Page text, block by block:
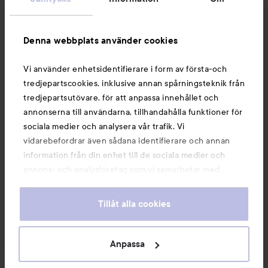
Denna webbplats använder cookies
Vi använder enhetsidentifierare i form av första-och
tredjepartscookies, inklusive annan spårningsteknik från
tredjepartsutövare, för att anpassa innehållet och
annonserna till användarna, tillhandahålla funktioner för
sociala medier och analysera vår trafik. Vi
vidarebefordrar även sådana identifierare och annan
information från din enhet till de sociala medier och
annons- och analysföretag som vi samarbetar med.
information som du har tillhandahållit eller som de har
våra cookies vid fortsatt användande av vår webbplats.
För information om hur du kan ändra inställningarna för
Tillåt alla cookies
Anpassa
Du kanske också gillar